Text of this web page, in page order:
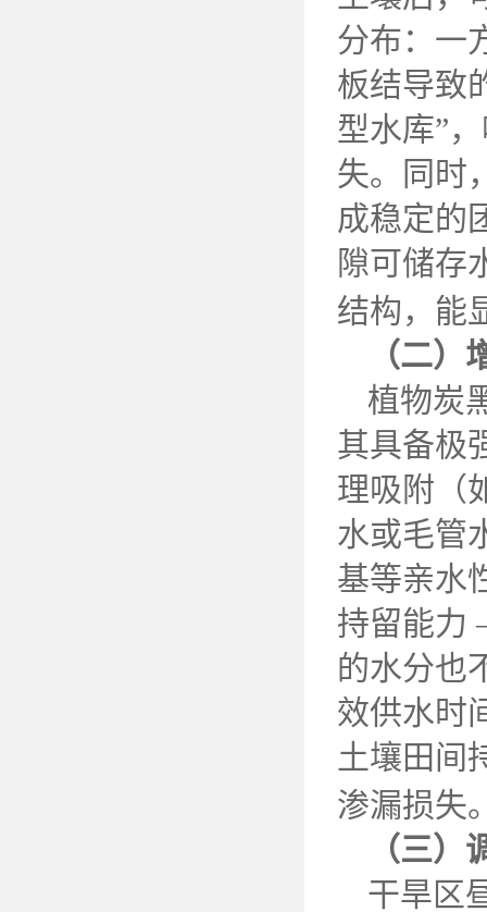
分布：一
板结导致
型水库”
失。同时
成稳定的
隙可储存
结构，能
（二
植物炭
其具备极
理吸附（
水或毛管
基等亲水
持留能力
的水分也
效供水时
土壤田间
渗漏损失
（三
干旱区